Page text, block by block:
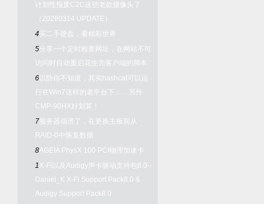
计划性报废C2C这些老款摄像头了
（20260314 UPDATE）
4买二手硬盘，看精彩世界
5分享一个定时检查网址，在网站不可
访问时自动重启花生壳客户端的脚本
6 以防你不知道，其实hashcat可以运
行在Win7这样的老平台下……另外
CMP-90HX好划算！
7 服务器崩溃了，在更换主板前从
RAID-0中恢复数据
8AGEIA PhysX 100 PCI物理加速卡
1X-Fi以及Audigy声卡驱动支持包8.0--
Daniel_K X-Fi Support Pack8.0 &
Audigy Support Pack8.0